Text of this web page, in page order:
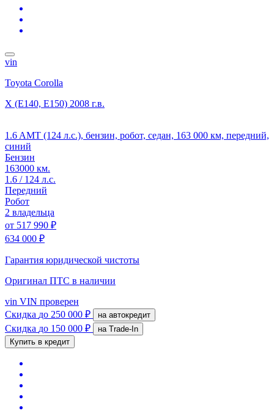
vin
Toyota Corolla
X (E140, E150) 2008 г.в.
1.6 AMT (124 л.с.), бензин, робот, седан, 163 000 км, передний,
синий
Бензин
163000 км.
1.6 / 124 л.с.
Передний
Робот
2 владельца
от 517 990 ₽
634 000 ₽
Гарантия юридической чистоты
Оригинал ПТС в наличии
vin VIN проверен
Скидка до 250 000 ₽ на автокредит
Скидка до 150 000 ₽
на Trade-In
Купить в кредит